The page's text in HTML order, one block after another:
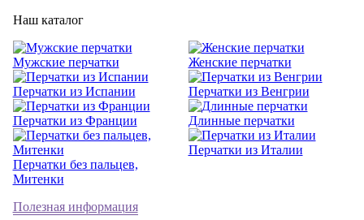
Наш каталог
Мужские перчатки Женские перчатки
Перчатки из Испании Перчатки из Венгрии
Перчатки из Франции Длинные перчатки
Перчатки без пальцев,
Митенки
Перчатки из Италии
Полезная информация